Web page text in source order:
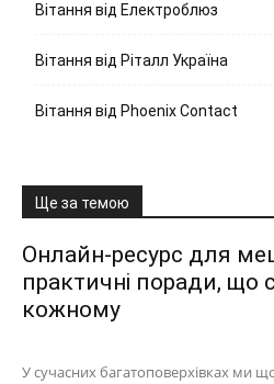
Вітання від Електроблюз
Вітання від Ріталл Україна
Вітання від Phoenix Contact
Ще за темою
Онлайн-ресурс для
практичні поради, що
кожному
У сучасних багатоповерхівках ми